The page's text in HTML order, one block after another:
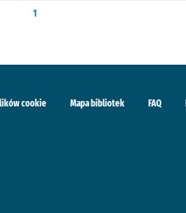
1
cookie Mapa bibliotek FAQ